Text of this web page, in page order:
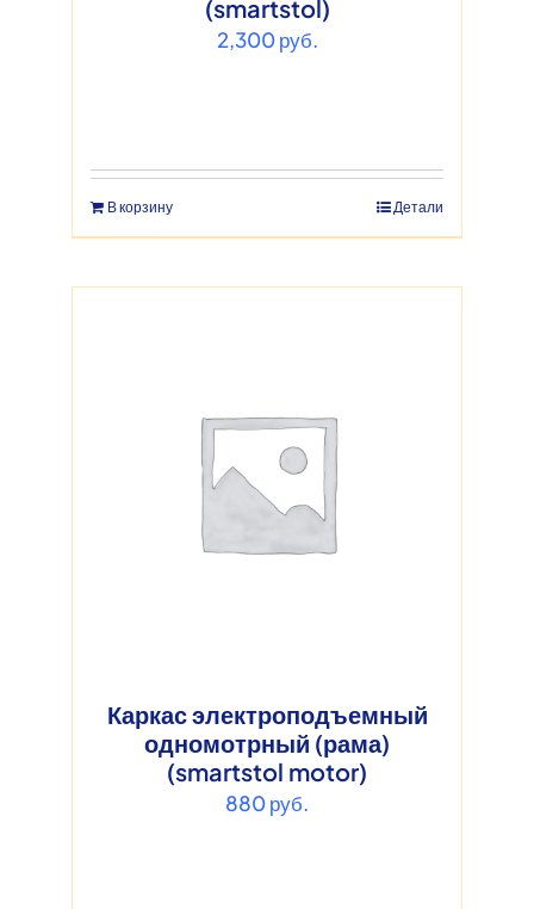
(smartstol)
2,300руб.
В корзину Детали
Каркас электроподъемный
одномотрный (рама)
(smartstol motor)
880руб.